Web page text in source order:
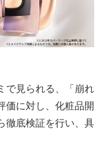
で見られる、「崩れ
価に対し、化粧品開
徹底検証を行い、具